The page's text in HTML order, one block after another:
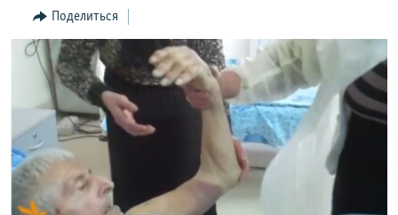
Перейти
поиску
РЕГИОН
НАГОРНЫЙ КАРАБАХ
КУЛЬТУРА
СПОРТ
АРХИВ
Հայերեն
Поделиться